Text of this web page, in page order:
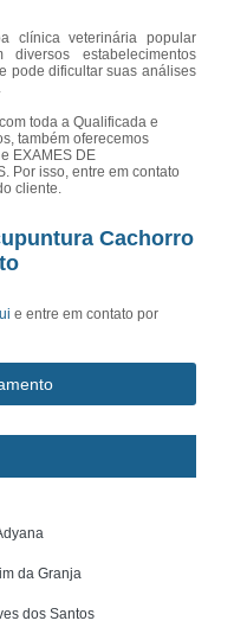
clínica veterinária popular
estabelecimentos
pode dificultar suas análises
toda a Qualificada e
também oferecemos
EXAMES DE
Por isso, entre em contato
cliente.
Cachorro
e entre em contato por
da Granja
dos Santos